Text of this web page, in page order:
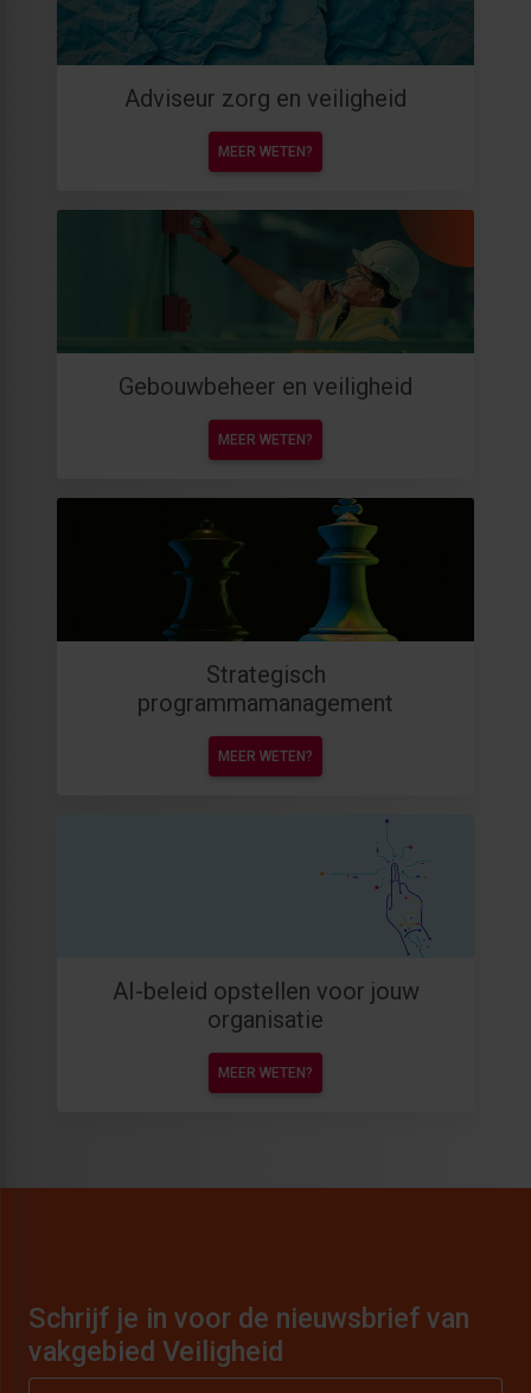
Adviseur zorg en veiligheid
MEER WETEN?
Gebouwbeheer en veiligheid
MEER WETEN?
Strategisch
programmamanagement
MEER WETEN?
AI-beleid opstellen voor jouw
organisatie
MEER WETEN?
Schrijf je in voor de nieuwsbrief van
vakgebied Veiligheid